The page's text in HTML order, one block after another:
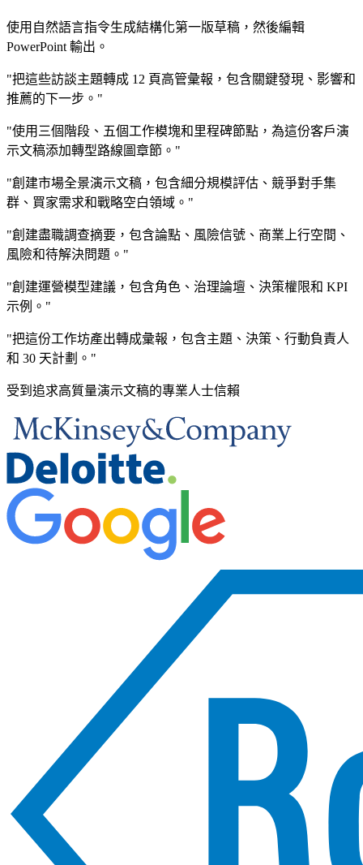
使用自然語言指令生成結構化第一版草稿，然後編輯
PowerPoint 輸出。
"把這些訪談主題轉成 12 頁高管彙報，包含關鍵發現、影響和
推薦的下一步。"
"使用三個階段、五個工作模塊和里程碑節點，為這份客戶演
示文稿添加轉型路線圖章節。"
"創建市場全景演示文稿，包含細分規模評估、競爭對手集
群、買家需求和戰略空白領域。"
"創建盡職調查摘要，包含論點、風險信號、商業上行空間、
風險和待解決問題。"
"創建運營模型建議，包含角色、治理論壇、決策權限和 KPI
示例。"
"把這份工作坊產出轉成彙報，包含主題、決策、行動負責人
和 30 天計劃。"
受到追求高質量演示文稿的專業人士信賴